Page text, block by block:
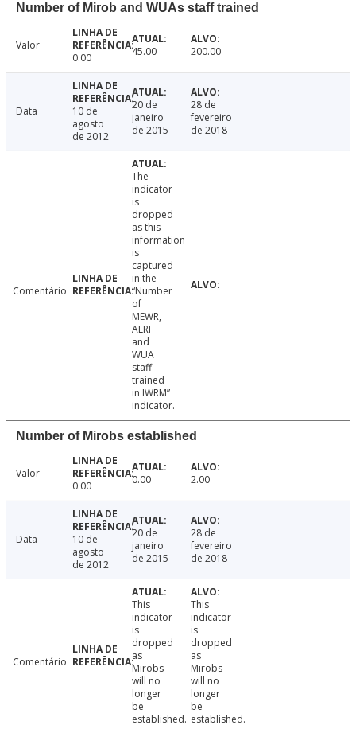
Number of Mirob and WUAs staff trained
Valor
0.00
45.00 200.00
Data
10 de
agosto
de 2012
20 de
janeiro
de 2015
28 de
fevereiro
de 2018
Comentário
The
indicator
is
dropped
as this
information
is
captured
in the
“Number
of
MEWR,
ALRI
and
WUA
staff
trained
in IWRM”
indicator.
Number of Mirobs established
Valor
0.00
0.00 2.00
Data
10 de
agosto
de 2012
20 de
janeiro
de 2015
28 de
fevereiro
de 2018
Comentário
This
indicator
is
dropped
as
Mirobs
will no
longer
be
established.
This
indicator
is
dropped
as
Mirobs
will no
longer
be
established.